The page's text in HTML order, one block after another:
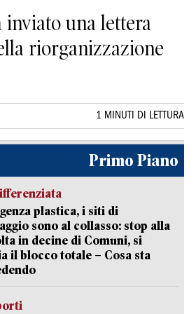
una lettera
riorganizzazione
1 MINUTI DI LETTURA
Primo Piano
plastica, i siti di
sono al collasso: stop alla
in decine di Comuni, si
il blocco totale – Cosa sta